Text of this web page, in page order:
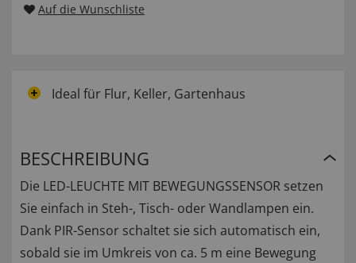
Auf die Wunschliste
Ideal für Flur, Keller, Gartenhaus
BESCHREIBUNG
Die LED-LEUCHTE MIT BEWEGUNGSSENSOR setzen
Sie einfach in Steh-, Tisch- oder Wandlampen ein.
Dank PIR-Sensor schaltet sie sich automatisch ein,
sobald sie im Umkreis von ca. 5 m eine Bewegung